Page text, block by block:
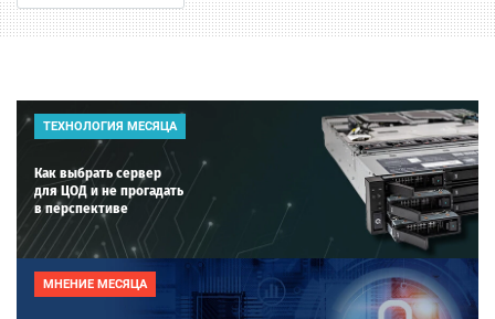
ТЕХНОЛОГИЯ МЕСЯЦА
Как выбрать сервер
для ЦОД и не прогадать
в перспективе
МНЕНИЕ МЕСЯЦА